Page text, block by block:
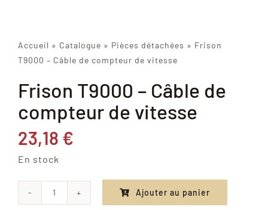
Accueil » Catalogue » Pièces détachées » Frison
T9000 – Câble de compteur de vitesse
Frison T9000 – Câble de
compteur de vitesse
23,18 €
En stock
Ajouter au panier